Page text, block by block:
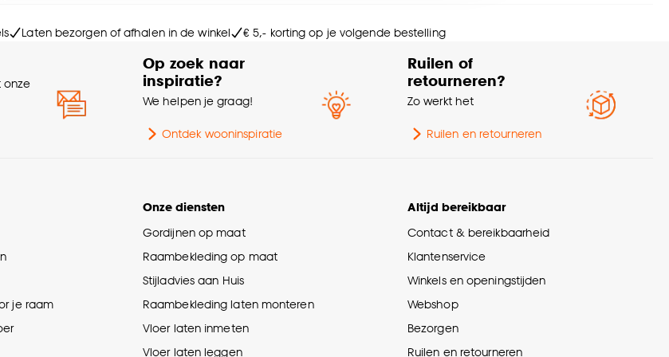
altijd nog kan aanpassen, bekijk hiervoor onze
230 V
Wattage 41 Wt
39 CM
0.95 Kg
Laten bezorgen of afhalen in de winkel € 5,- korting op je volgende bestelling
onze
Op zoek naar
inspiratie?
We helpen je graag!
Ontdek wooninspiratie
Ruilen of
retourneren?
Zo werkt het
Ruilen en retourneren
je raam
Onze diensten
Gordijnen op maat
Raambekleding op maat
Stijladvies aan Huis
Raambekleding laten monteren
Vloer laten inmeten
Vloer laten leggen
Altijd bereikbaar
Contact & bereikbaarheid
Klantenservice
Winkels en openingstijden
Webshop
Bezorgen
Ruilen en retourneren